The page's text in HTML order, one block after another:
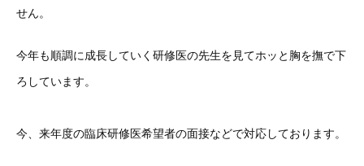
せん。
今年も順調に成長していく研修医の先生を見てホッと胸を撫で下
ろしています。
今、来年度の臨床研修医希望者の面接などで対応しております。